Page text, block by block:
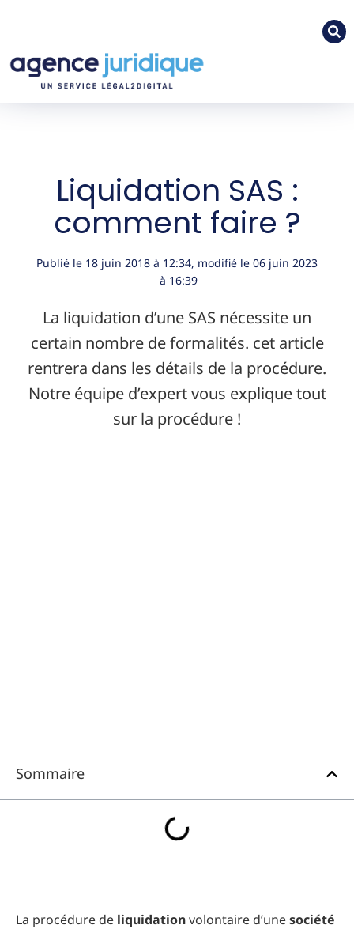
Liquidation SAS :
comment faire ?
Publié le 18 juin 2018 à 12:34, modifié le 06 juin 2023
à 16:39
La liquidation d’une SAS nécessite un
certain nombre de formalités. cet article
rentrera dans les détails de la procédure.
Notre équipe d’expert vous explique tout
sur la procédure !
Sommaire
La procédure de liquidationvolontaire d’unesociété